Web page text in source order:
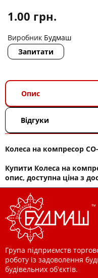
1.00 грн.
Виробник Будмаш
Запитати
Опис
Відгуки
Колеса на компресор
Купити Колеса на
опис, доступна ціна з
Група підприємств
роботу із задоволення
будівельних об'єктів.